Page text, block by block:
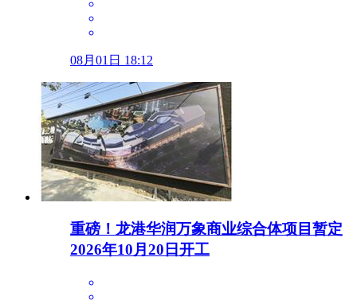
08月01日 18:12
重磅！龙港华润万象商业综合体项目暂定
2026年10月20日开工